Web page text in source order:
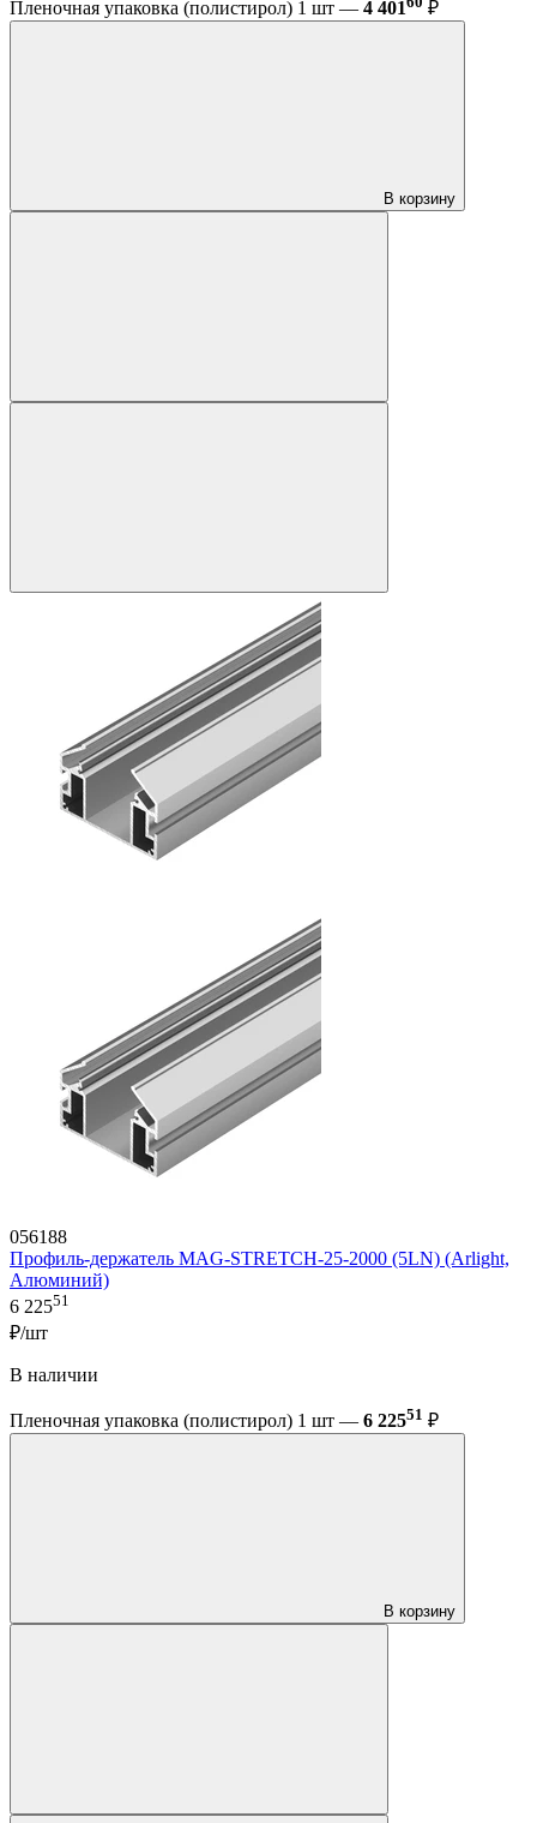
Пленочная упаковка (полистирол) 1 шт — 4 401 ₽
В корзину
056188
Профиль-держатель MAG-STRETCH-25-2000 (5LN) (Arlight,
Алюминий)
6 22551
₽/шт
В наличии
Пленочная упаковка (полистирол) 1 шт — 6 22551 ₽
В корзину